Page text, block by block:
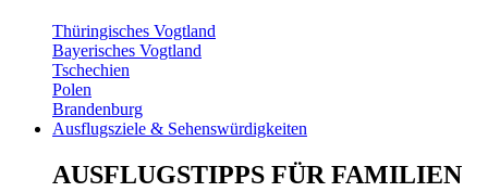
Thüringisches Vogtland
Bayerisches Vogtland
Tschechien
Polen
Brandenburg
Ausflugsziele & Sehenswürdigkeiten
AUSFLUGSTIPPS FÜR FAMILIEN